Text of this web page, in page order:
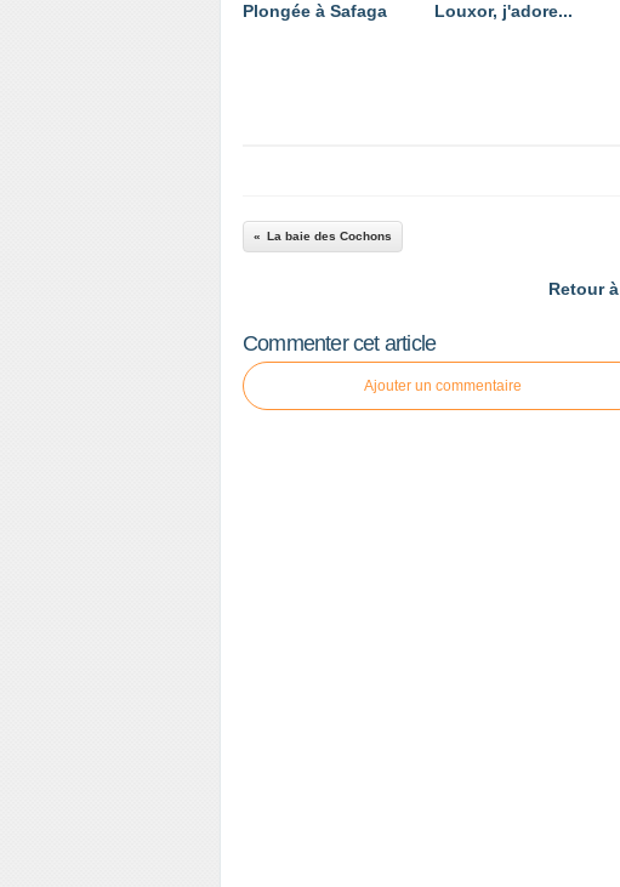
Plongée à Safaga Louxor, j'adore...
La baie des Cochons
Retour
Commenter cet article
Ajouter un commentaire